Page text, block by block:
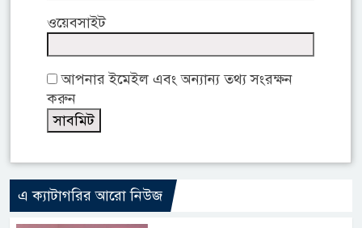
ওয়েবসাইট
আপনার ইমেইল এবং অন্যান্য তথ্য সংরক্ষন
করুন
এ ক্যাটাগরির আরো নিউজ